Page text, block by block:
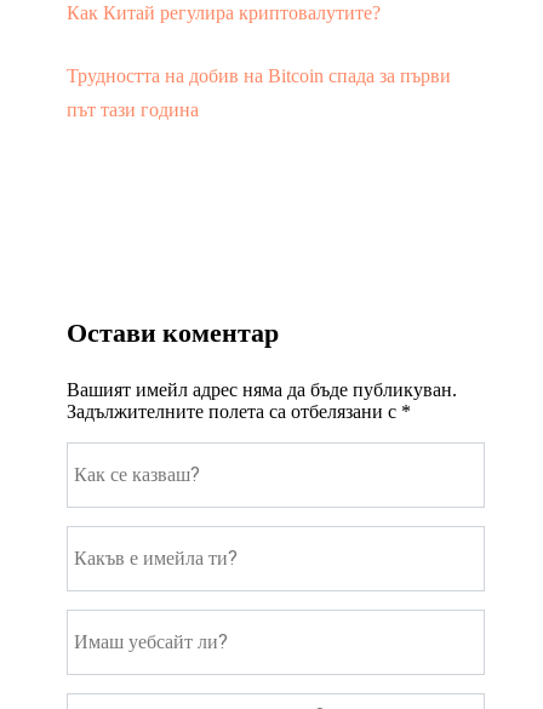
Как Китай регулира криптовалутите?
Трудността на добив на Bitcoin спада за първи
път тази година
Остави коментар
Вашият имейл адрес няма да бъде публикуван.
Задължителните полета са отбелязани с *